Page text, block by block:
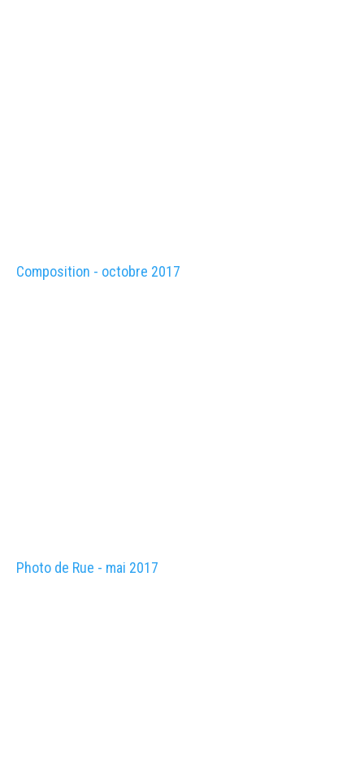
Composition - octobre 2017
Photo de Rue - mai 2017